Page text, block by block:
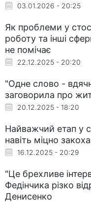
03.01.2026 - 20:25
Як проблеми у
роботу та інші
не помічає
22.12.2025 - 20:20
"Одне слово -
заговорила про
20.12.2025 - 18:20
Найважчий етап у
навіть міцно
16.12.2025 - 20:29
"Це брехливе
Федінчика різко
Денисенко